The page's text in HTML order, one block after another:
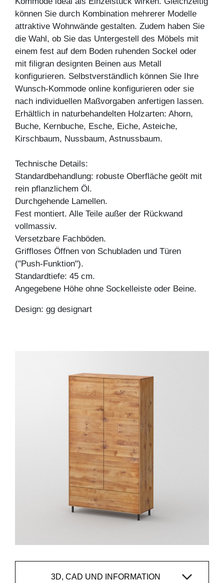
können Sie durch Kombination mehrerer Modelle
attraktive Wohnwände gestalten. Zudem haben Sie
die Wahl, ob Sie das Untergestell des Möbels mit
einem fest auf dem Boden ruhenden Sockel oder
mit filigran designten Beinen aus Metall
konfigurieren. Selbstverständlich können Sie Ihre
Wunsch-Kommode online konfigurieren oder sie
nach individuellen Maßvorgaben anfertigen lassen.
Erhältlich in naturbehandelten Holzarten: Ahorn,
Buche, Kernbuche, Esche, Eiche, Asteiche,
Kirschbaum, Nussbaum, Astnussbaum.
Technische Details:
Standardbehandlung: robuste Oberfläche geölt mit
rein pflanzlichem Öl.
Durchgehende Lamellen.
Fest montiert. Alle Teile außer der Rückwand
vollmassiv.
Versetzbare Fachböden.
Griffloses Öffnen von Schubladen und Türen
("Push-Funktion").
Standardtiefe: 45 cm.
Angegebene Höhe ohne Sockelleiste oder Beine.
Design: gg designart
3D, CAD UND INFORMATION